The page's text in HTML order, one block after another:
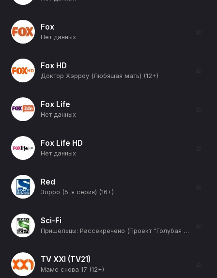
Fox
Нет данных
☆
Fox HD
Доктор Хэрроу (Любящая мать) (12+)
☆
Fox Life
Нет данных
☆
Fox Life HD
Нет данных
☆
Red
Зорро (5-я серия) (16+)
☆
Sci-Fi
Пришельцы: Рассекречено (Проект "Голубая планета") (12+)
☆
TV XXI (TV21)
Маме снова 17 (12+)
☆